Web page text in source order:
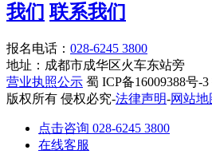
我们 联系我们
报名电话： 028-6245 3800
地址：成都市成华区火车东站旁
营业执照公示 蜀 ICP备16009388号-3
版权所有 侵权必究-法律声明-网站地
点击咨询 028-6245 3800
在线客服